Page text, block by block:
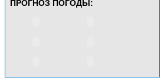
ПРОГНОЗ ПОГОДЫ: